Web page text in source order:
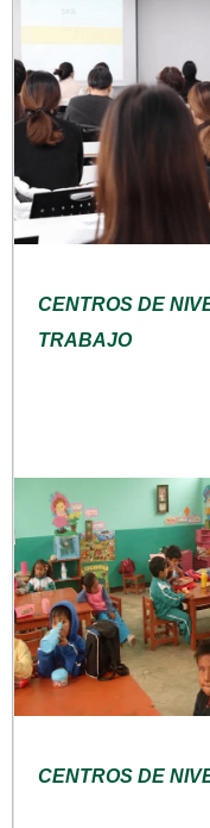
CENTROS DE
TRABAJO
CENTROS DE